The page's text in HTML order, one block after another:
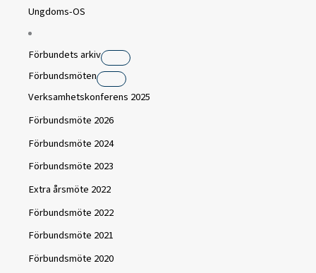
Ungdoms-OS
Förbundets arkiv
Förbundsmöten
Verksamhetskonferens 2025
Förbundsmöte 2026
Förbundsmöte 2024
Förbundsmöte 2023
Extra årsmöte 2022
Förbundsmöte 2022
Förbundsmöte 2021
Förbundsmöte 2020